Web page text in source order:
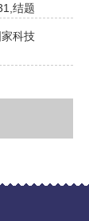
结题
科技